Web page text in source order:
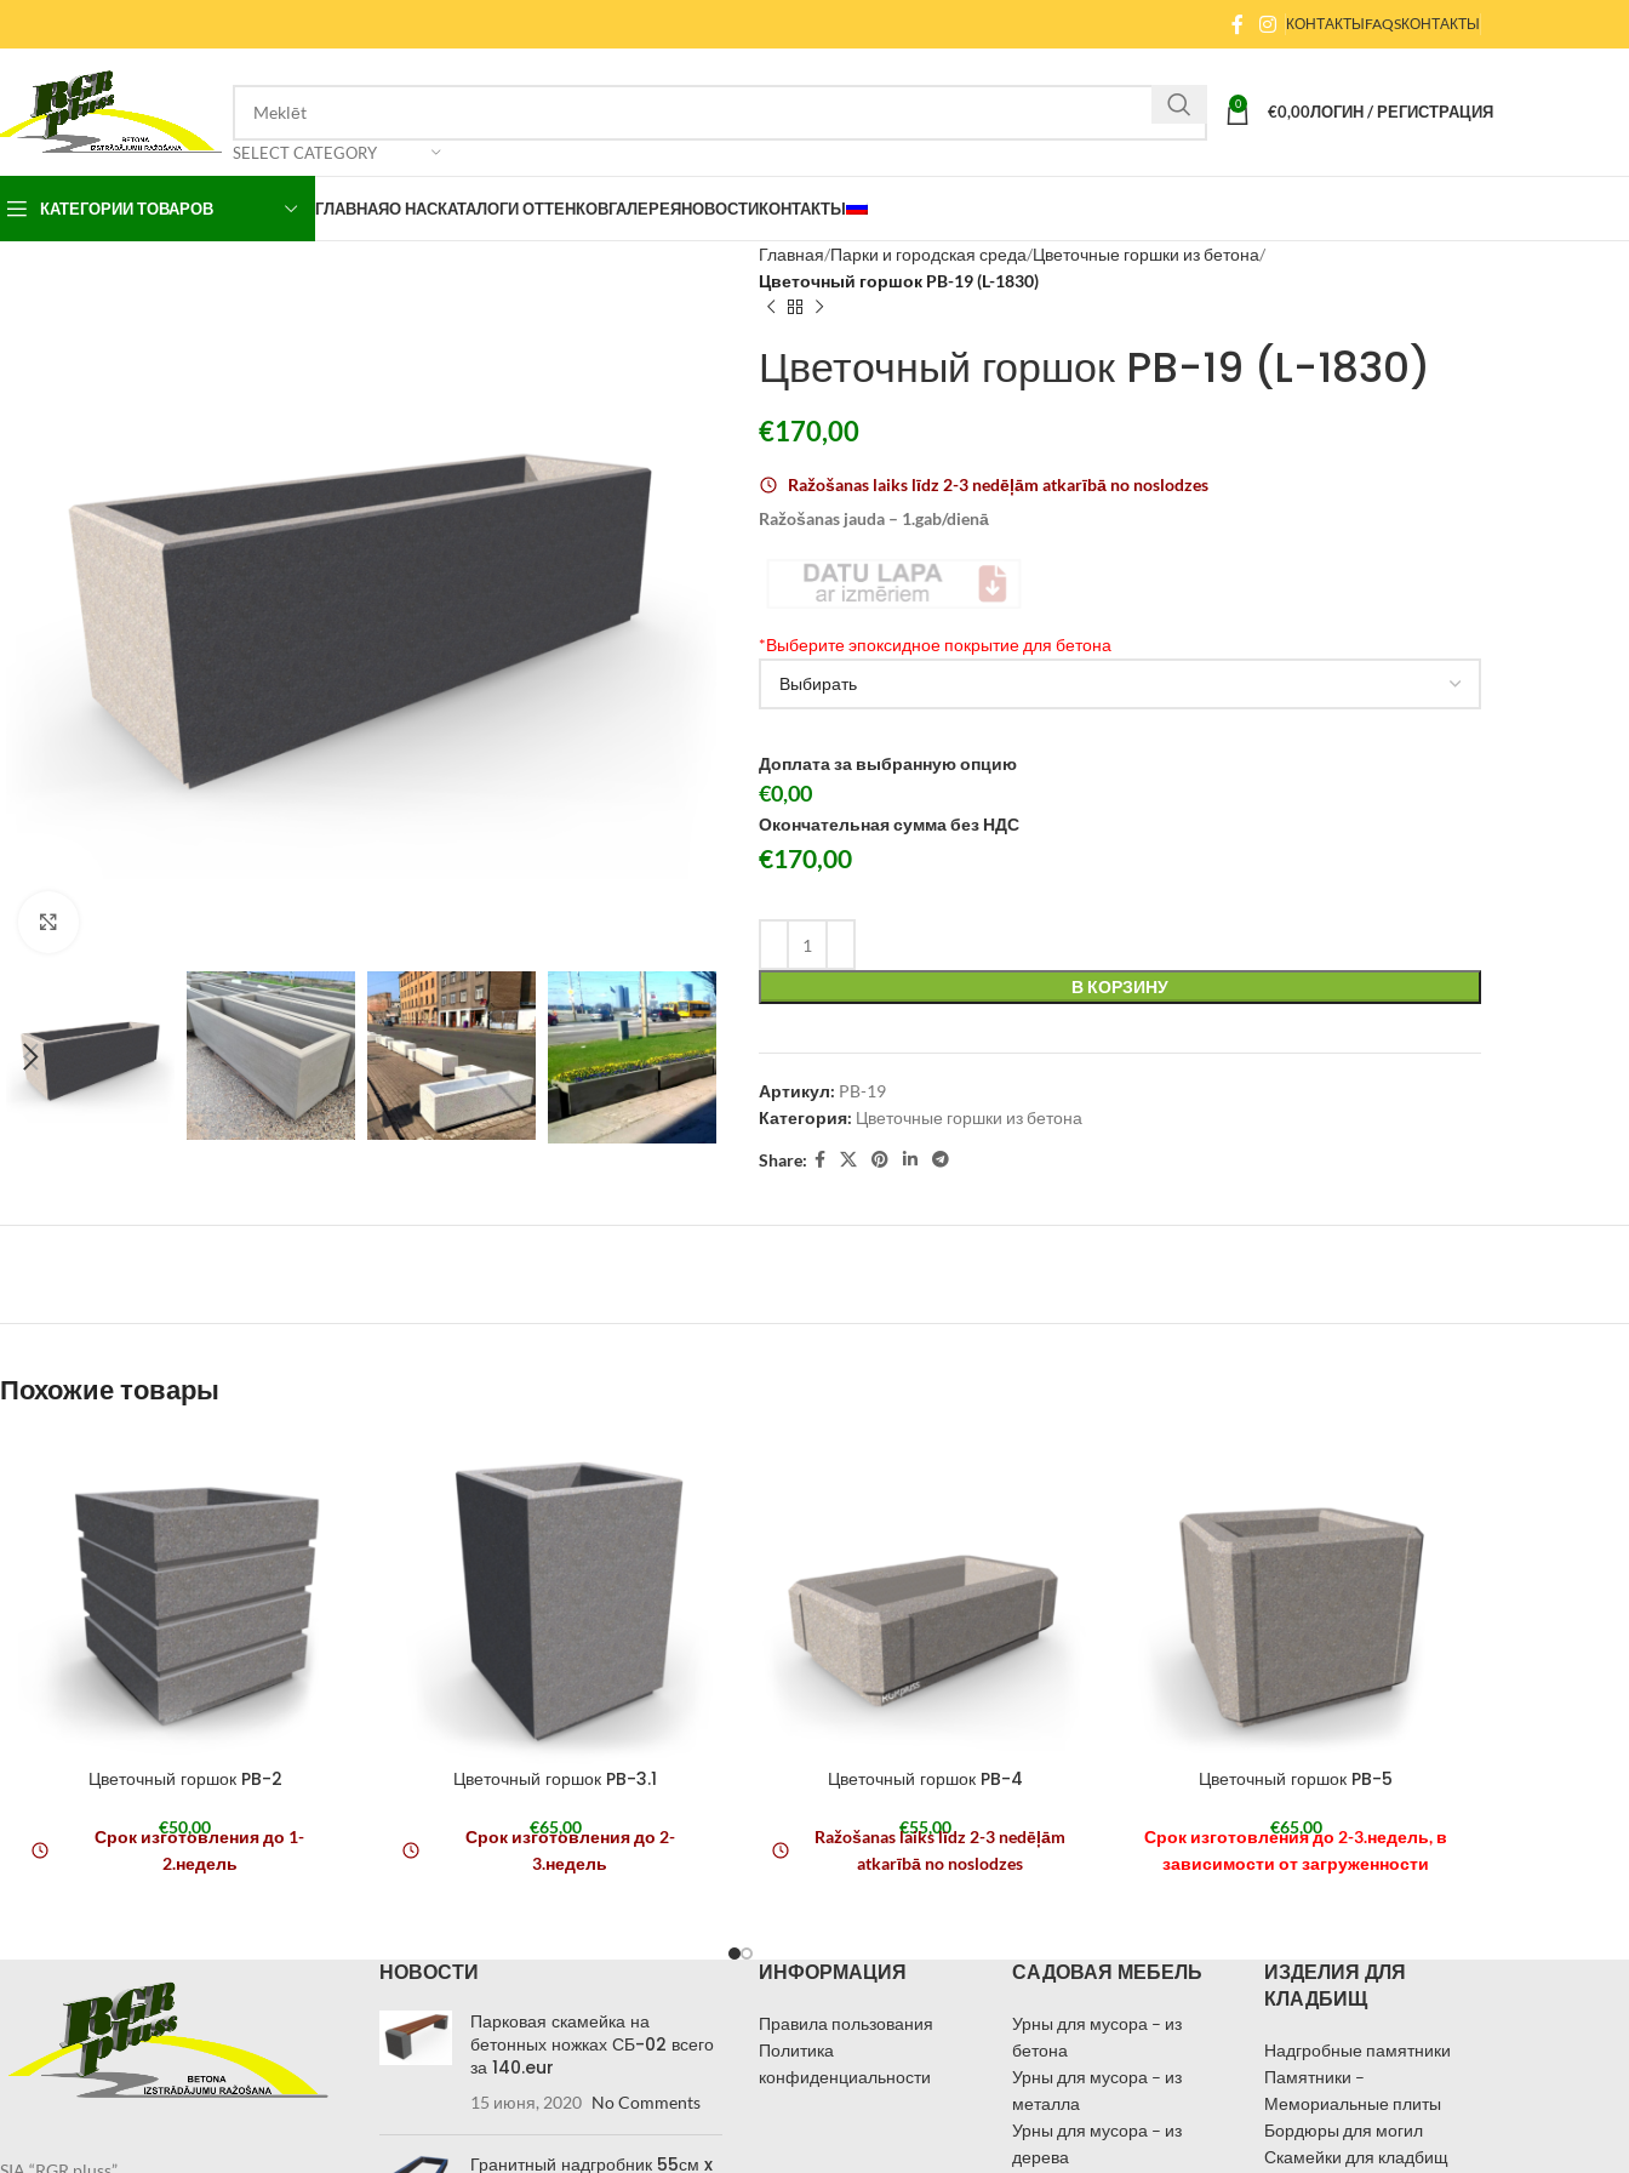
КОНТАКТЫFAQSКОНТАКТЫ
SELECT CATEGORY
0 €0,00ЛОГИН / РЕГИСТРАЦИЯ
КАТЕГОРИИ ТОВАРОВ ГЛАВНАЯО НАСКАТАЛОГИ ОТТЕНКОВГАЛЕРЕЯНОВОСТИКОНТАКТЫ
Главная Парки и городская среда Цветочные горшки из бетона
Цветочный горшок PB-19 (L-1830)
Цветочный горшок PB-19 (L-1830)
€170,00
Ražošanas laiks līdz 2-3 nedēļām atkarībā no noslodzes
Ražošanas jauda – 1.gab/dienā
*Выберите эпоксидное покрытие для бетона
Доплата за выбранную опцию
€0,00
Окончательная сумма без НДС
€170,00
В КОРЗИНУ
Артикул: PB-19
Категория: Цветочные горшки из бетона
Share:
Похожие товары
Цветочный горшок PB-2
€50,00
Срок изготовления до 1-
2.недель
Цветочный горшок PB-3.1
€65,00
Срок изготовления до 2-
3.недель
Цветочный горшок PB-4
€55,00
Ražošanas laiks līdz 2-3 nedēļām
atkarībā no noslodzes
Цветочный горшок PB-5
€65,00
Срок изготовления до 2-3.недель, в
зависимости от загруженности
НОВОСТИ
Парковая скамейка на
бетонных ножках СБ-02 всего
за 140.eur
15 июня, 2020 No Comments
Гранитный надгробник 55см x
ИНФОРМАЦИЯ
Правила пользования
Политика
конфиденциальности
САДОВАЯ МЕБЕЛЬ
Урны для мусора – из
бетона
Урны для мусора – из
металла
Урны для мусора – из
дерева
ИЗДЕЛИЯ ДЛЯ
КЛАДБИЩ
Надгробные памятники
Памятники –
Мемориальные плиты
Бордюры для могил
Скамейки для кладбищ